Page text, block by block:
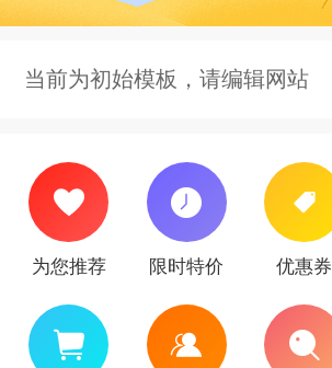
当前为初始模板，请编辑网站
为您推荐 限时特价 优惠券